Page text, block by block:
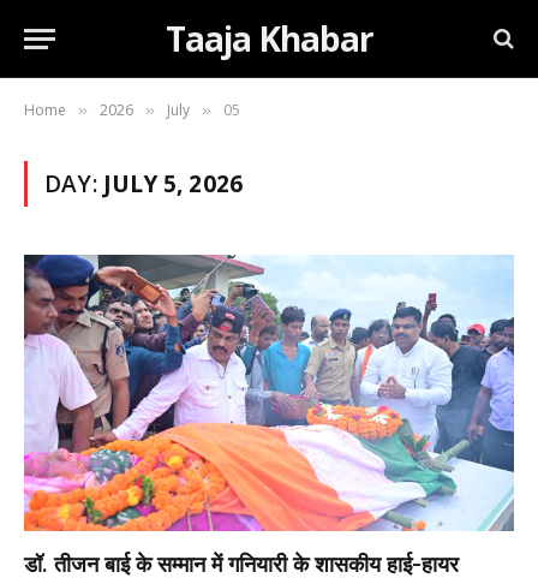
Taaja Khabar
Home » 2026 » July » 05
DAY: JULY 5, 2026
डॉ. तीजन बाई के सम्मान में गनियारी के शासकीय हाई-हायर